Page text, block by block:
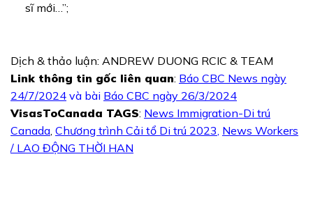
sĩ mới…”;
Dịch & thảo luận: ANDREW DUONG RCIC & TEAM
Link thông tin gốc liên quan: Báo CBC News ngày
24/7/2024 và bài Báo CBC ngày 26/3/2024
VisasToCanada TAGS: News Immigration-Di trú
Canada Chương trình Cải tổ Di trú 2023 News Workers
/ LAO ĐỘNG THỜI HAN